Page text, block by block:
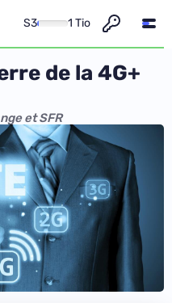
S3 1 Tio
de la 4G+
et SFR